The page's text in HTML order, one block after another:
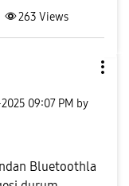
263 Views
09:07 PM by
Bluetoothla